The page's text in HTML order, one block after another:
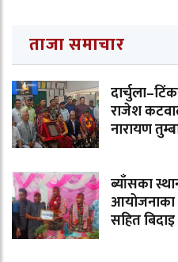
ताजा समाचार
राजेश
नारायण
ब्याँसका
आयोजनाका
सहित बिदाइ